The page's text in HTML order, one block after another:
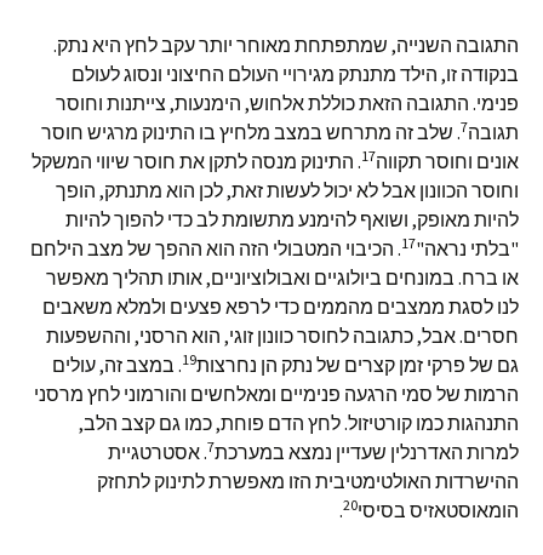
התגובה השנייה, שמתפתחת מאוחר יותר עקב לחץ היא נתק.
בנקודה זו, הילד מתנתק מגירויי העולם החיצוני ונסוג לעולם
פנימי. התגובה הזאת כוללת אלחוש, הימנעות, צייתנות וחוסר
תגובה7. שלב זה מתרחש במצב מלחיץ בו התינוק מרגיש חוסר
אונים וחוסר תקווה17. התינוק מנסה לתקן את חוסר שיווי המשקל
וחוסר הכוונון אבל לא יכול לעשות זאת, לכן הוא מתנתק, הופך
להיות מאופק, ושואף להימנע מתשומת לב כדי להפוך להיות
"בלתי נראה"17. הכיבוי המטבולי הזה הוא ההפך של מצב הילחם
או ברח. במונחים ביולוגיים ואבולוציוניים, אותו תהליך מאפשר
לנו לסגת ממצבים מהממים כדי לרפא פצעים ולמלא משאבים
חסרים. אבל, כתגובה לחוסר כוונון זוגי, הוא הרסני, וההשפעות
גם של פרקי זמן קצרים של נתק הן נחרצות19. במצב זה, עולים
הרמות של סמי הרגעה פנימיים ומאלחשים והורמוני לחץ מרסני
התנהגות כמו קורטיזול. לחץ הדם פוחת, כמו גם קצב הלב,
למרות האדרנלין שעדיין נמצא במערכת7. אסטרטגיית
ההישרדות האולטימטיבית הזו מאפשרת לתינוק לתחזק
הומאוסטאזיס בסיסי20
.